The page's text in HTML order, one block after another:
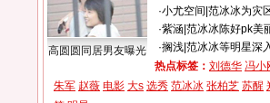
高圆圆同居男友曝光
·小尤空间 范冰冰为灾
·紫涵| 范冰冰陈好pk美
·搁浅| 范冰冰等明星深
热点标签： 刘德华 冯小
朱军 赵薇 电影 大s 选秀 范冰冰 张柏芝 苏醒